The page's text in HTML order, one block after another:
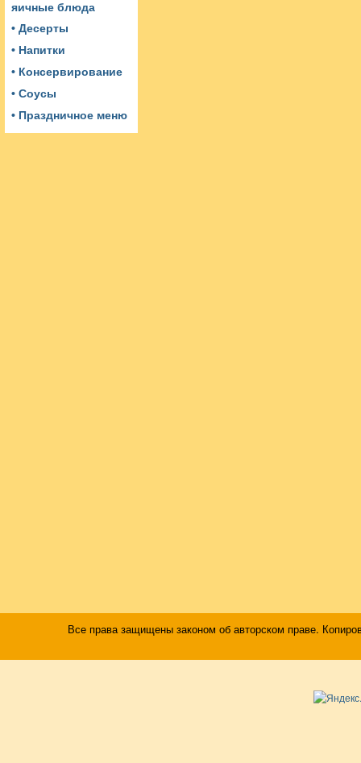
яичные блюда
• Десерты
• Напитки
• Консервирование
• Соусы
• Праздничное меню
Все права защищены законом об авторском праве.